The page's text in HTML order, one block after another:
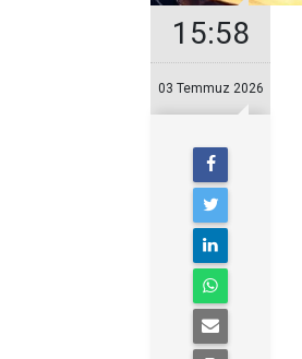
15:58
03 Temmuz 2026